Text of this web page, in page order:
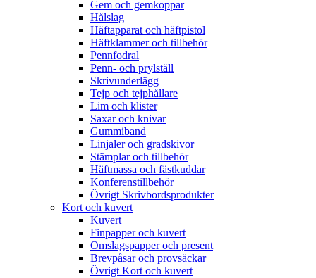
Gem och gemkoppar
Hålslag
Häftapparat och häftpistol
Häftklammer och tillbehör
Pennfodral
Penn- och prylställ
Skrivunderlägg
Tejp och tejphållare
Lim och klister
Saxar och knivar
Gummiband
Linjaler och gradskivor
Stämplar och tillbehör
Häftmassa och fästkuddar
Konferenstillbehör
Övrigt Skrivbordsprodukter
Kort och kuvert
Kuvert
Finpapper och kuvert
Omslagspapper och present
Brevpåsar och provsäckar
Övrigt Kort och kuvert